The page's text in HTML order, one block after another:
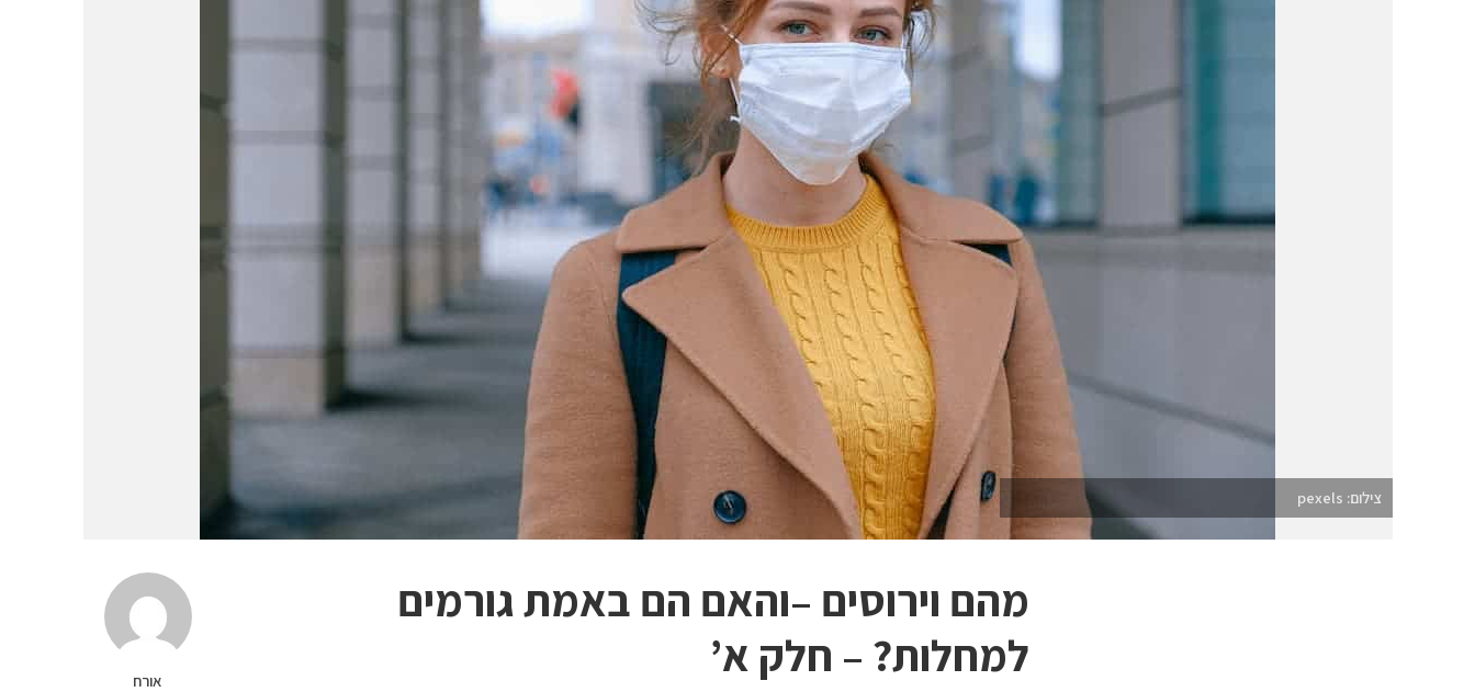
צילום: pexels
אורח
מהם וירוסים –והאם הם באמת גורמים
למחלות? – חלק א’